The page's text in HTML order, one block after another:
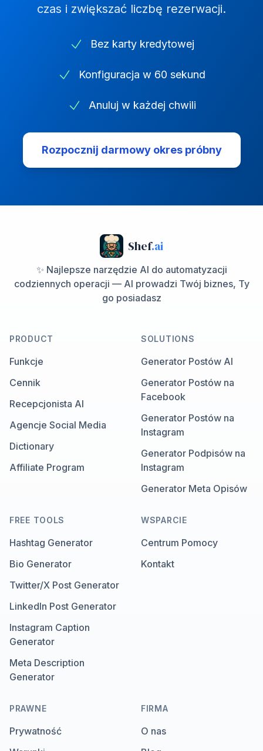
czas i zwiększać liczbę rezerwacji.
Bez karty kredytowej
Konfiguracja w 60 sekund
Anuluj w każdej chwili
Rozpocznij darmowy okres próbny
Shef.ai
✨ Najlepsze narzędzie AI do automatyzacji
codziennych operacji — AI prowadzi Twój biznes, Ty
go posiadasz
PRODUCT
Funkcje
Cennik
Recepcjonista AI
Agencje Social Media
Dictionary
Affiliate Program
SOLUTIONS
Generator Postów AI
Generator Postów na
Facebook
Generator Postów na
Instagram
Generator Podpisów na
Instagram
Generator Meta Opisów
FREE TOOLS
Hashtag Generator
Bio Generator
Twitter/X Post Generator
LinkedIn Post Generator
Instagram Caption
Generator
Meta Description
Generator
WSPARCIE
Centrum Pomocy
Kontakt
PRAWNE
Prywatność
FIRMA
O nas